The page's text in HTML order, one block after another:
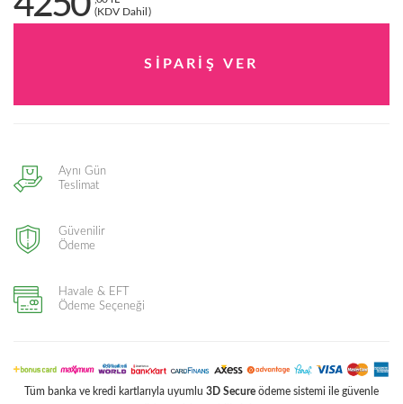
(KDV Dahil)
Aynı Gün
Teslimat
Güvenilir
Ödeme
Havale & EFT
Ödeme Seçeneği
Tüm banka ve kredi kartlarıyla uyumlu 3D Secure ödeme sistemi ile güvenle